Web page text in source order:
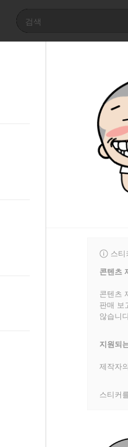
스티
콘텐츠
콘텐츠
판매 보
않습니
지원되
제작자
스티커